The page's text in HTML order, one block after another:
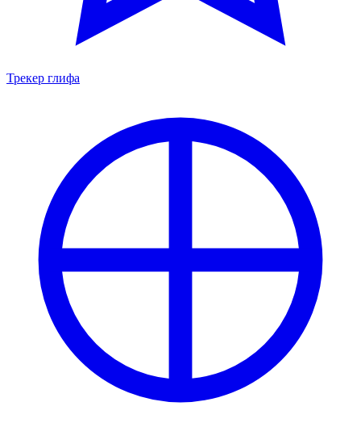
Трекер глифа